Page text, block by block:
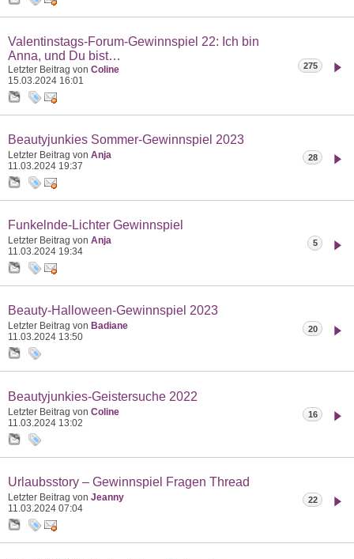
Valentinstags-Forum-Gewinnspiel 22: Ich bin
Anna, und Du bist…
Letzter Beitrag von Coline
15.03.2024 16:01
275
Beautyjunkies Sommer-Gewinnspiel 2023
Letzter Beitrag von Anja
11.03.2024 19:37
28
Funkelnde-Lichter Gewinnspiel
Letzter Beitrag von Anja
11.03.2024 19:34
5
Beauty-Halloween-Gewinnspiel 2023
Letzter Beitrag von Badiane
11.03.2024 13:50
20
Beautyjunkies-Geistersuche 2022
Letzter Beitrag von Coline
11.03.2024 13:02
16
Urlaubsstory – Gewinnspiel Fragen Thread
Letzter Beitrag von Jeanny
11.03.2024 07:04
22